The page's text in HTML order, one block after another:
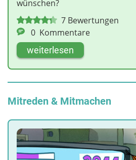
wünschen?
7 Bewertungen
0 Kommentare
weiterlesen
Mitreden & Mitmachen